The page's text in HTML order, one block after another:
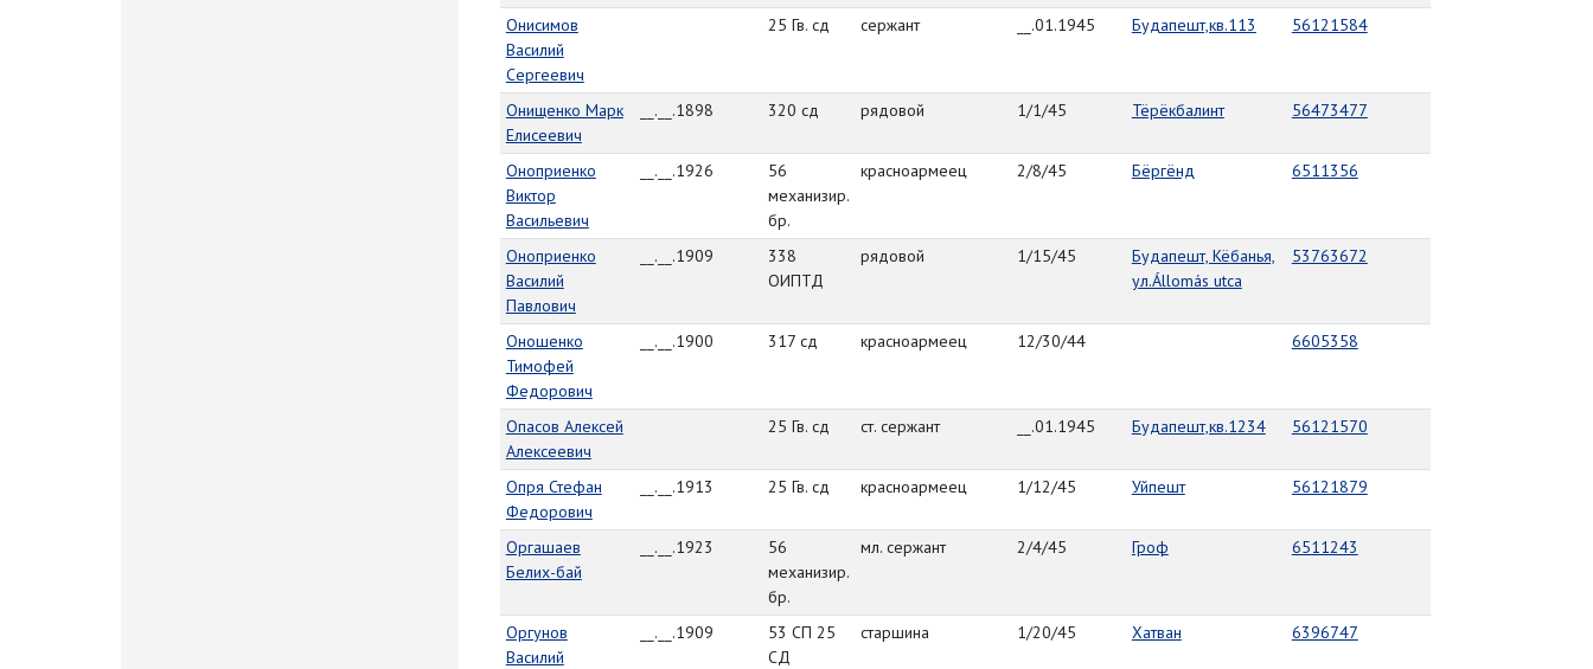
Онисимов
Василий
Сергеевич
25 Гв. сд сержант __.01.1945 Будапешт,кв.113 56121584
Онищенко Марк
Елисеевич
__.__.1898 320 сд рядовой 1/1/45 Тёрёкбалинт 56473477
Оноприенко
Виктор
Васильевич
__.__.1926
56
механизир.
бр.
красноармеец 2/8/45 Бёргёнд 6511356
Оноприенко
Василий
Павлович
__.__.1909
338
ОИПТД
рядовой 1/15/45
Будапешт, Кёбанья,
ул.Állomás utca
53763672
Оношенко
Тимофей
Федорович
__.__.1900 317 сд красноармеец 12/30/44 6605358
Опасов Алексей
Алексеевич
25 Гв. сд ст. сержант __.01.1945 Будапешт,кв.1234 56121570
Опря Стефан
Федорович
__.__.1913 25 Гв. сд красноармеец 1/12/45 Уйпешт 56121879
Оргашаев
Белих-бай
__.__.1923
56
механизир.
бр.
мл. сержант 2/4/45 Гроф 6511243
Оргунов
Василий
__.__.1909
53 СП 25
СД
старшина 1/20/45 Хатван 6396747